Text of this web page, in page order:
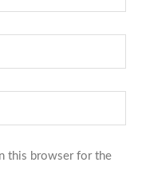
this browser for the